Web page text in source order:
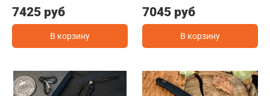
7425 руб
В корзину
7045 руб
В корзину